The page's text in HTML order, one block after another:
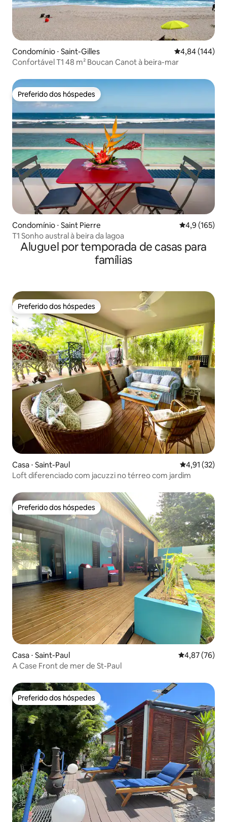
Condomínio ⋅ Saint-Gilles 4,84 de uma
4,84 (144)
Confortável T1 48 m² Boucan Canot à beira-mar
Preferido dos hóspedes
Preferido dos hóspedes
Condomínio ⋅ Saint Pierre 4,9 de uma
4,9 (165)
T1 Sonho austral à beira da lagoa
Aluguel por temporada de casas para
famílias
Preferido dos hóspedes
Preferido dos hóspedes
Casa ⋅ Saint-Paul 4,91 de uma
4,91 (32)
Loft diferenciado com jacuzzi no térreo com jardim
Preferido dos hóspedes
Preferido dos hóspedes
Casa ⋅ Saint-Paul 4,87 de uma
4,87 (76)
A Case Front de mer de St-Paul
Preferido dos hóspedes
Preferido dos hóspedes